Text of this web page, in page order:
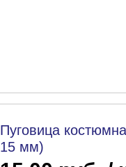
Пуговица
15 мм)